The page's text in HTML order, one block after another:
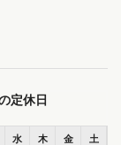
水 木 金 土